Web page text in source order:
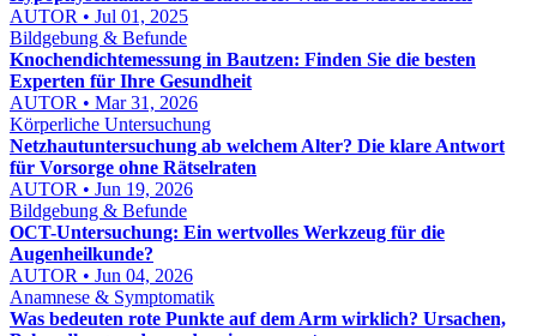
AUTOR • Jul 01, 2025
Bildgebung & Befunde
Knochendichtemessung in Bautzen: Finden Sie die besten
Experten für Ihre Gesundheit
AUTOR • Mar 31, 2026
Körperliche Untersuchung
Netzhautuntersuchung ab welchem Alter? Die klare Antwort
für Vorsorge ohne Rätselraten
AUTOR • Jun 19, 2026
Bildgebung & Befunde
OCT-Untersuchung: Ein wertvolles Werkzeug für die
Augenheilkunde?
AUTOR • Jun 04, 2026
Anamnese & Symptomatik
Was bedeuten rote Punkte auf dem Arm wirklich? Ursachen,